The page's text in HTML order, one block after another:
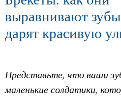
выравнивают
дарят красивую
Представьте, что ваши
маленькие солдатики,